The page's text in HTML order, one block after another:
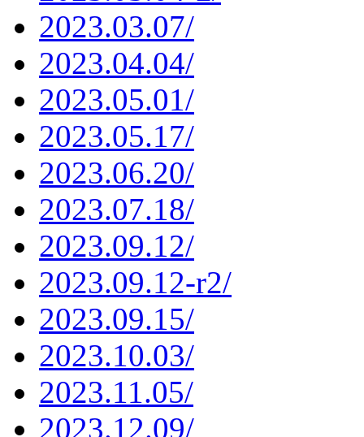
2023.03.07/
2023.04.04/
2023.05.01/
2023.05.17/
2023.06.20/
2023.07.18/
2023.09.12/
2023.09.12-r2/
2023.09.15/
2023.10.03/
2023.11.05/
2023.12.09/